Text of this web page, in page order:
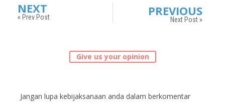
NEXT
« Prev Post PREVIOUS
Next Post »
Give us your opinion
Jangan lupa kebijaksanaan anda dalam berkomentar